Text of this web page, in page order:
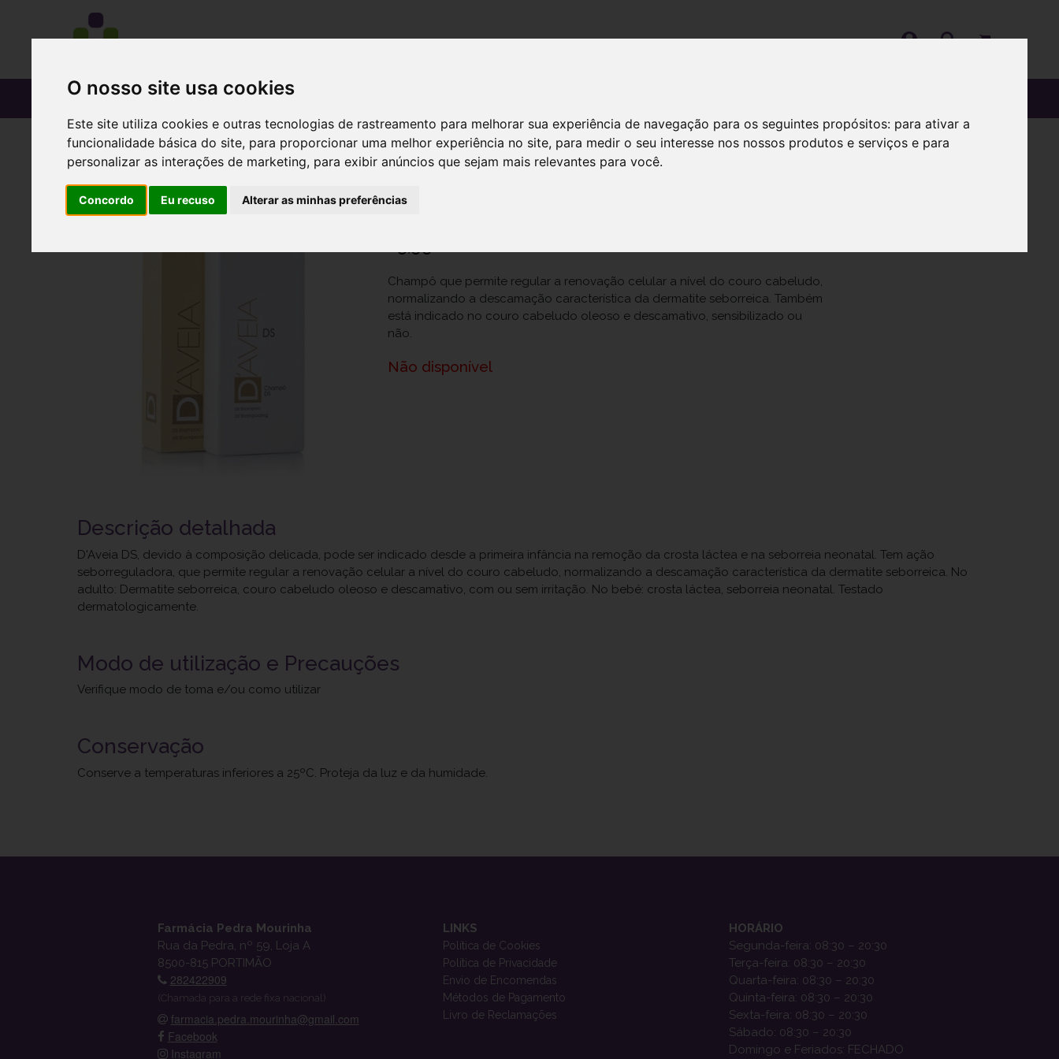
O nosso site usa cookies
Este site utiliza cookies e outras tecnologias de rastreamento para melhorar sua experiência de navegação para os seguintes propósitos: para ativar a
funcionalidade básica do site, para proporcionar uma melhor experiência no site, para medir o seu interesse nos nossos produtos e serviços e para
personalizar as interações de marketing, para exibir anúncios que sejam mais relevantes para você.
Concordo Eu recuso Alterar as minhas preferências
CATÁLOGO
D Aveia Ch Ds Dermite Seborreica
Champô que permite regular a renovação celular a nível do couro cabeludo,
normalizando a descamação característica da dermatite seborreica. Também
está indicado no couro cabeludo oleoso e descamativo, sensibilizado ou
não.
Não disponível
Descrição detalhada
D'Aveia DS, devido à composição delicada, pode ser indicado desde a primeira infância na remoção da crosta láctea e na seborreia neonatal. Tem ação
seborreguladora, que permite regular a renovação celular a nível do couro cabeludo, normalizando a descamação característica da dermatite seborreica. No
adulto: Dermatite seborreica, couro cabeludo oleoso e descamativo, com ou sem irritação. No bebé: crosta láctea, seborreia neonatal. Testado
dermatologicamente.
Modo de utilização e Precauções
Verifique modo de toma e/ou como utilizar
Conservação
Conserve a temperaturas inferiores a 25ºC. Proteja da luz e da humidade.
Farmácia Pedra Mourinha
Rua da Pedra, nº 59, Loja A
8500-815 PORTIMÃO
282422909
(Chamada para a rede fixa nacional)
farmacia.pedra.mourinha@gmail.com
Facebook
Instagram
LINKS
Política de Cookies
Política de Privacidade
Envio de Encomendas
Métodos de Pagamento
Livro de Reclamações
HORÁRIO
Segunda-feira: 08:30 – 20:30
Terça-feira: 08:30 – 20:30
Quarta-feira: 08:30 – 20:30
Quinta-feira: 08:30 – 20:30
Sexta-feira: 08:30 – 20:30
Sábado: 08:30 – 20:30
Domingo e Feriados: FECHADO